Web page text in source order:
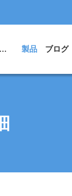
わたしたち に つい て 製品 ブログ